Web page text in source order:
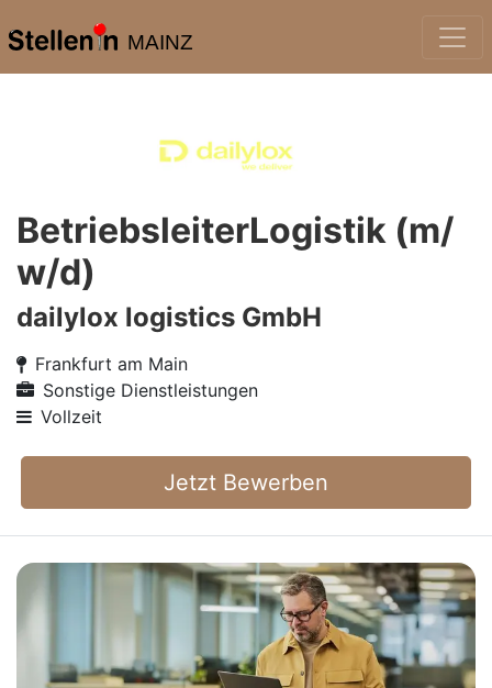
MAINZ
BetriebsleiterLogistik (m/
w/d)
dailylox logistics GmbH
Frankfurt am Main
Sonstige Dienstleistungen
Vollzeit
Jetzt Bewerben